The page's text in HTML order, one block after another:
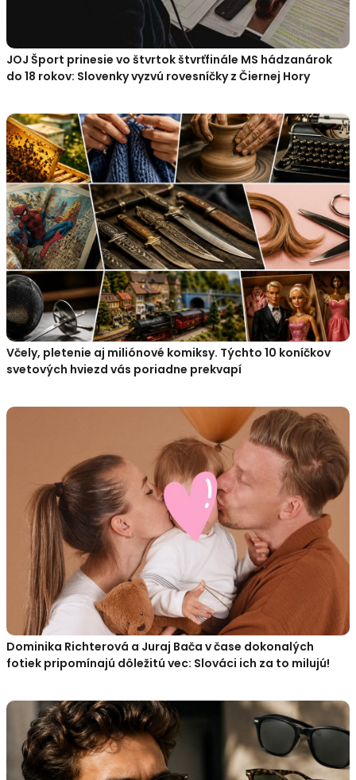
JOJ Šport prinesie vo štvrtok štvrťfinále MS hádzanárok
do 18 rokov: Slovenky vyzvú rovesníčky z Čiernej Hory
Včely, pletenie aj miliónové komiksy. Týchto 10 koníčkov
svetových hviezd vás poriadne prekvapí
Dominika Richterová a Juraj Bača v čase dokonalých
fotiek pripomínajú dôležitú vec: Slováci ich za to milujú!